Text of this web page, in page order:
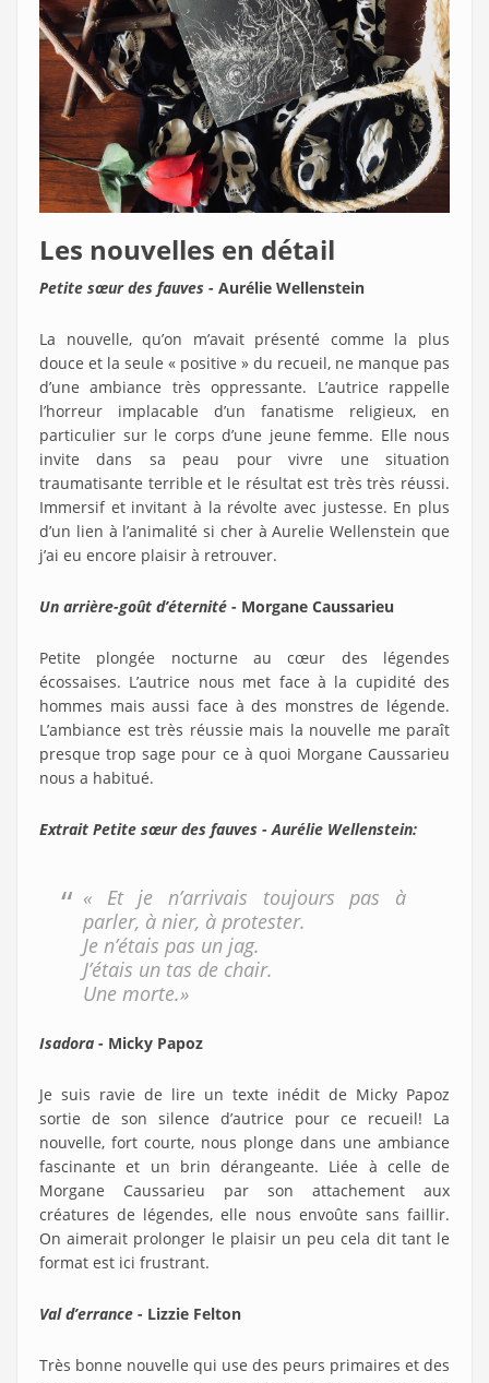
Les nouvelles en détail
Petite sœur des fauves - Aurélie Wellenstein
La nouvelle, qu’on m’avait présenté comme la plus
douce et la seule « positive » du recueil, ne manque pas
d’une ambiance très oppressante. L’autrice rappelle
l’horreur implacable d’un fanatisme religieux, en
particulier sur le corps d’une jeune femme. Elle nous
invite dans sa peau pour vivre une situation
traumatisante terrible et le résultat est très très réussi.
Immersif et invitant à la révolte avec justesse. En plus
d’un lien à l’animalité si cher à Aurelie Wellenstein que
j’ai eu encore plaisir à retrouver.
Un arrière-goût d’éternité - Morgane Caussarieu
Petite plongée nocturne au cœur des légendes
écossaises. L’autrice nous met face à la cupidité des
hommes mais aussi face à des monstres de légende.
L’ambiance est très réussie mais la nouvelle me paraît
presque trop sage pour ce à quoi Morgane Caussarieu
nous a habitué.
Extrait Petite sœur des fauves - Aurélie Wellenstein:
« Et je n’arrivais toujours pas à
parler, à nier, à protester.
Je n’étais pas un jag.
J’étais un tas de chair.
Une morte.»
Isadora - Micky Papoz
Je suis ravie de lire un texte inédit de Micky Papoz
sortie de son silence d’autrice pour ce recueil! La
nouvelle, fort courte, nous plonge dans une ambiance
fascinante et un brin dérangeante. Liée à celle de
Morgane Caussarieu par son attachement aux
créatures de légendes, elle nous envoûte sans faillir.
On aimerait prolonger le plaisir un peu cela dit tant le
format est ici frustrant.
Val d’errance - Lizzie Felton
Très bonne nouvelle qui use des peurs primaires et des